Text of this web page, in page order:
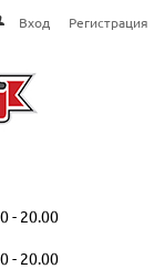
Вход Регистрация
- 20.00
- 20.00